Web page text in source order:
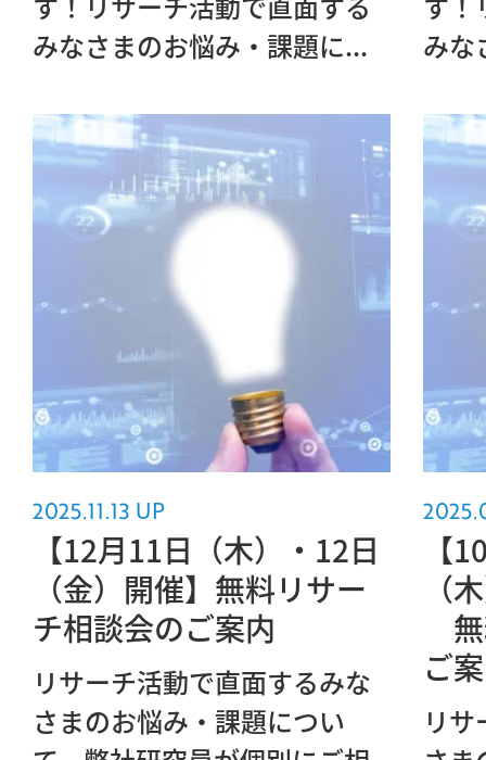
みなさまのお悩み・課題に...
みな
2025.11.13 UP
【12月11日（木）・12日
（金）開催】無料リサー
チ相談会のご案内
リサーチ活動で直面するみな
さまのお悩み・課題につい
【
（
無
ご
リ